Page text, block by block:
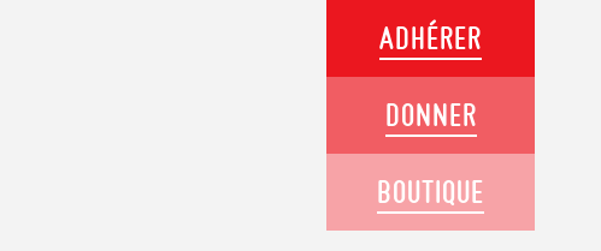
ADHÉRER
DONNER
BOUTIQUE